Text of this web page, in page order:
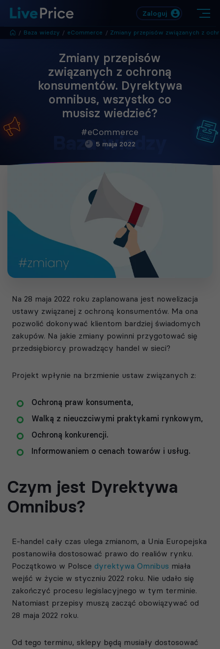
Zaloguj
/ Baza wiedzy / eCommerce / Zmiany przepisów związanych z ochroną konsumentów. Dyrektywa omnibus, wszystko co musisz
Zmiany przepisów
związanych z ochroną
konsumentów. Dyrektywa
omnibus, wszystko co
musisz wiedzieć?
#eCommerce
5 maja 2022
Baza wiedzy
Na 28 maja 2022 roku zaplanowana jest nowelizacja
ustawy związanej z ochroną konsumentów. Ma ona
pozwolić dokonywać klientom bardziej świadomych
zakupów. Na jakie zmiany powinni przygotować się
przedsiębiorcy prowadzący handel w sieci?
Projekt wpłynie na brzmienie ustaw związanych z:
Ochroną praw konsumenta,
Walką z nieuczciwymi praktykami rynkowym,
Ochroną konkurencji.
Informowaniem o cenach towarów i usług.
Czym jest Dyrektywa
Omnibus?
E-handel cały czas ulega zmianom, a Unia Europejska
postanowiła dostosować prawo do realiów rynku.
Początkowo w Polsce dyrektywa Omnibus miała
wejść w życie w styczniu 2022 roku. Nie udało się
zakończyć procesu legislacyjnego w tym terminie.
Natomiast przepisy muszą zacząć obowiązywać od
28 maja 2022 roku.
Od tego terminu, sklepy będą musiały dostosować